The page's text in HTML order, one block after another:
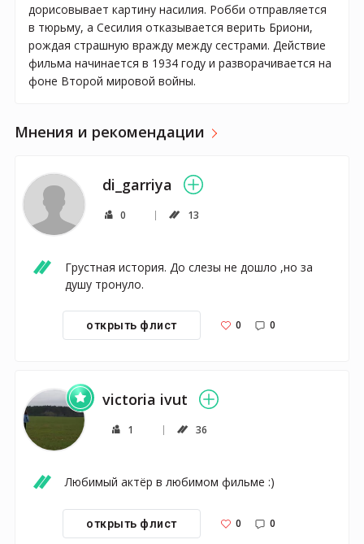
дорисовывает картину насилия. Робби отправляется
в тюрьму, а Сесилия отказывается верить Бриони,
рождая страшную вражду между сестрами. Действие
фильма начинается в 1934 году и разворачивается на
фоне Второй мировой войны.
Мнения и рекомендации
di_garriya
0 13
Грустная история. До слезы не дошло ,но за
душу тронуло.
открыть флист 0 0
victoria ivut
1 36
Любимый актёр в любимом фильме :)
открыть флист 0 0